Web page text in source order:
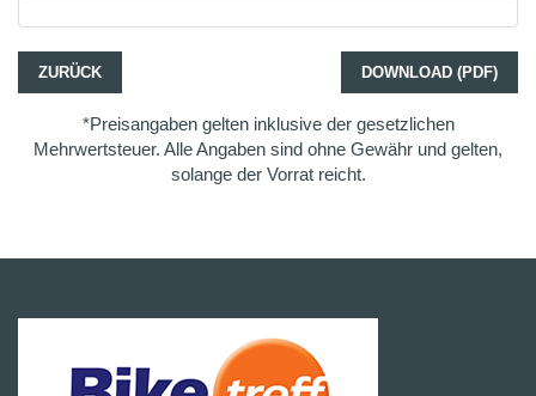
ZURÜCK DOWNLOAD (PDF)
*Preisangaben gelten inklusive der gesetzlichen
Mehrwertsteuer. Alle Angaben sind ohne Gewähr und gelten,
solange der Vorrat reicht.